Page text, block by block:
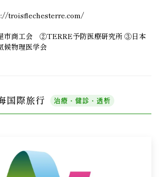
troisflechesterre.com/
市商工会 ②TERRE予防医療研究所 ③日本
候物理医学会
国際旅行 治療・健診・透析